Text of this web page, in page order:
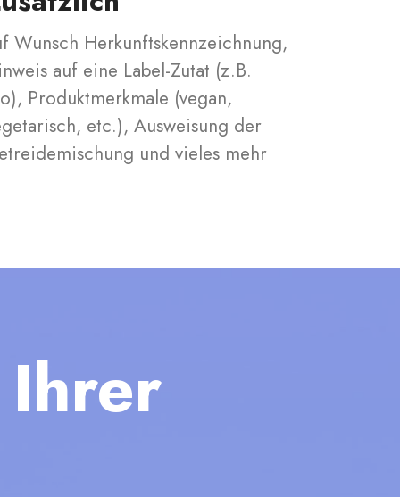
Wunsch Herkunftskennzeichnung,
auf eine Label-Zutat (z.B.
Produktmerkmale (vegan,
etc.), Ausweisung der
und vieles mehr